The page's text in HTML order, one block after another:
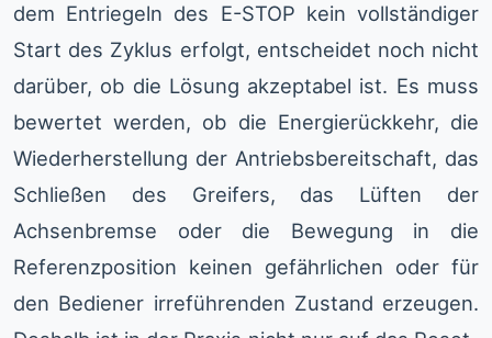
dem Entriegeln des E-STOP kein vollständiger
Start des Zyklus erfolgt, entscheidet noch nicht
darüber, ob die Lösung akzeptabel ist. Es muss
bewertet werden, ob die Energierückkehr, die
Wiederherstellung der Antriebsbereitschaft, das
Schließen des Greifers, das Lüften der
Achsenbremse oder die Bewegung in die
Referenzposition keinen gefährlichen oder für
den Bediener irreführenden Zustand erzeugen.